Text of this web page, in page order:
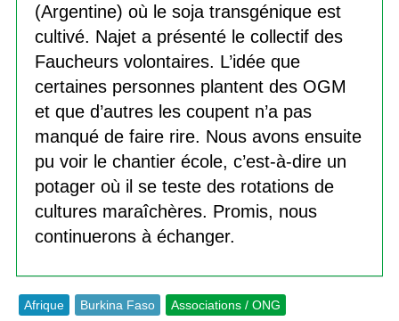
(Argentine) où le soja transgénique est
cultivé. Najet a présenté le collectif des
Faucheurs volontaires. L’idée que
certaines personnes plantent des OGM
et que d’autres les coupent n’a pas
manqué de faire rire. Nous avons ensuite
pu voir le chantier école, c’est-à-dire un
potager où il se teste des rotations de
cultures maraîchères. Promis, nous
continuerons à échanger.
Afrique Burkina Faso Associations / ONG